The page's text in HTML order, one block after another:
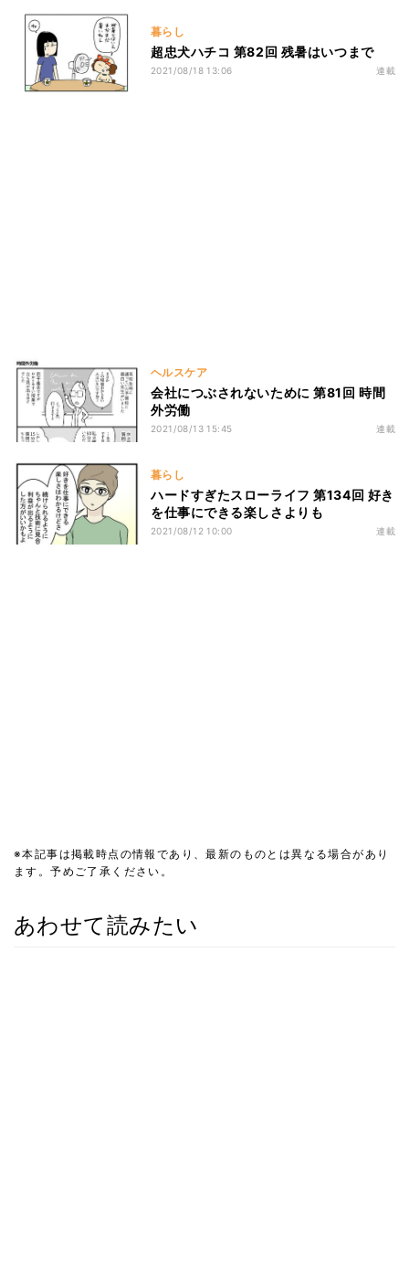
暮らし
超忠犬ハチコ 第82回 残暑はいつまで
2021/08/18 13:06 連載
ヘルスケア
会社につぶされないために 第81回 時間
外労働
2021/08/13 15:45 連載
暮らし
ハードすぎたスローライフ 第134回 好き
を仕事にできる楽しさよりも
2021/08/12 10:00 連載
※本記事は掲載時点の情報であり、最新のものとは異なる場合があり
ます。予めご了承ください。
あわせて読みたい